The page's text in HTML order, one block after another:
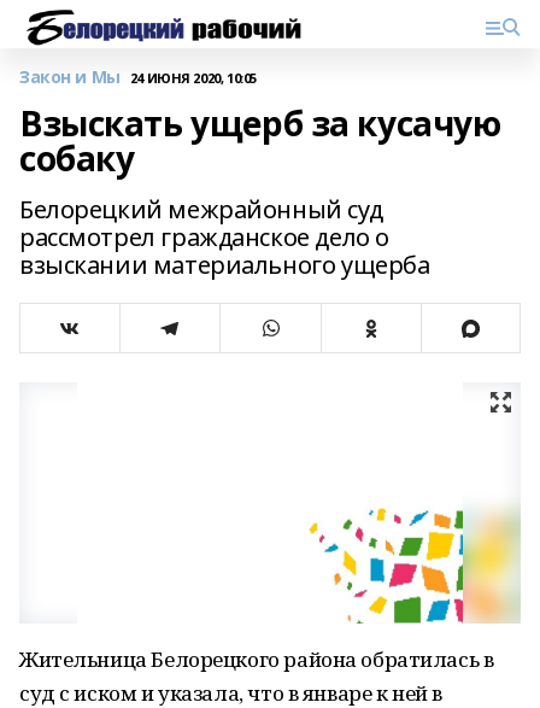
Закон и Мы 24 ИЮНЯ 2020, 10:05
Взыскать ущерб за кусачую
собаку
Белорецкий межрайонный суд
рассмотрел гражданское дело о
взыскании материального ущерба
Жительница Белорецкого района обратилась в
суд с иском и указала, что в январе к ней в